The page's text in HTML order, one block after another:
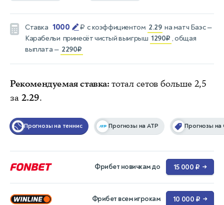
Ставка 1000 ₽ с коэффициентом 2.29 на матч Баэс —
Карабельи принесёт чистый выигрыш 1290₽ , общая
выплата — 2290₽
Рекомендуемая ставка: тотал сетов больше 2,5
за 2.29.
Прогнозы на теннис Прогнозы на ATP Прогнозы на
Фрибет новичкам до 15 000 ₽ →
Фрибет всем игрокам 10 000 ₽ →